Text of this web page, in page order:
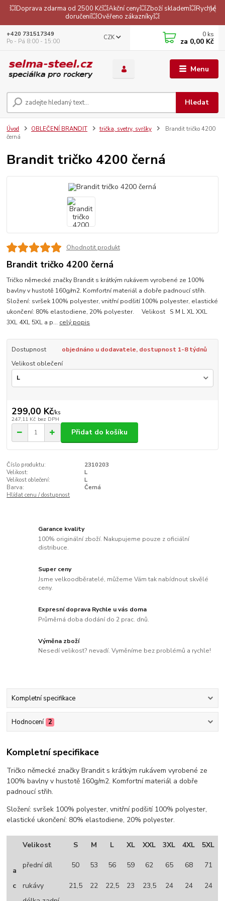
💥Doprava zdarma od 2500 Kč💥Akční ceny💥Zboží skladem💥Rychlé
doručení💥Ověřeno zákazníky💥
Menu
CZK
Hledat
+420 731517349
Po - Pá 8:00 - 15:00
0 ks
za 0,00 Kč
Úvod OBLEČENÍ BRANDIT trička, svetry, svršky
Brandit tričko 4200
černá
Brandit tričko 4200 černá
Ohodnotit produkt
Brandit tričko 4200 černá
Tričko německé značky Brandit s krátkým rukávem vyrobené ze 100%
bavlny v hustotě 160g/m2. Komfortní materiál a dobře padnoucí střih.
Složení: svršek 100% polyester, vnitřní podšití 100% polyester, elastické
ukončení: 80% elastodiene, 20% polyester. Velikost S M L XL XXL
3XL 4XL 5XL a p... celý popis
Dostupnost
objednáno u dodavatele, dostupnost 1-8 týdnů
Velikost oblečení
299,00 Kč/ks
247,11 Kč bez DPH
Přidat do košíku
Číslo produktu:
2310203
Velikost:
L
Velikost oblečení:
L
Barva:
Černá
Hlídat cenu / dostupnost
Garance kvality
100% originální zboží. Nakupujeme pouze z oficiální
distribuce.
Super ceny
Jsme velkoodběratelé, můžeme Vám tak nabídnout skvělé
ceny.
Expresní doprava Rychle u vás doma
Průměrná doba dodání do 2 prac. dnů.
Výměna zboží
Nesedí velikost? nevadí. Vyměníme bez problémů a rychle!
Kompletní specifikace
Hodnocení 2
Kompletní specifikace
Tričko německé značky Brandit s krátkým rukávem vyrobené ze
100% bavlny v hustotě 160g/m2. Komfortní materiál a dobře
padnoucí střih.
Složení: svršek 100% polyester, vnitřní podšití 100% polyester,
elastické ukončení: 80% elastodiene, 20% polyester.
Velikost S M L XL XXL 3XL 4XL 5XL
a
přední díl 50 53 56 59 62 65 68 71
c rukávy 21,5 22 22,5 23 23,5 24 24 24